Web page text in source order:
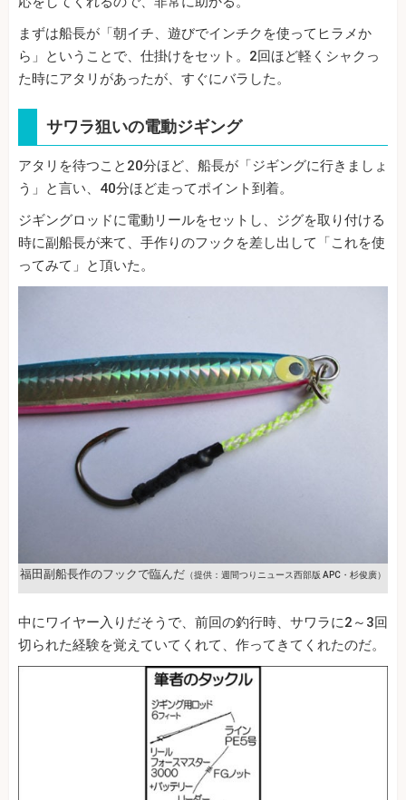
まずは船長が「朝イチ、遊びでインチクを使ってヒラメか
ら」ということで、仕掛けをセット。2回ほど軽くシャクっ
た時にアタリがあったが、すぐにバラした。
サワラ狙いの電動ジギング
アタリを待つこと20分ほど、船長が「ジギングに行きましょ
う」と言い、40分ほど走ってポイント到着。
ジギングロッドに電動リールをセットし、ジグを取り付ける
時に副船長が来て、手作りのフックを差し出して「これを使
ってみて」と頂いた。
福田副船長作のフックで臨んだ （提供：週間つりニュース西部版 APC・杉俊廣）
中にワイヤー入りだそうで、前回の釣行時、サワラに2～3回
切られた経験を覚えていてくれて、作ってきてくれたのだ。